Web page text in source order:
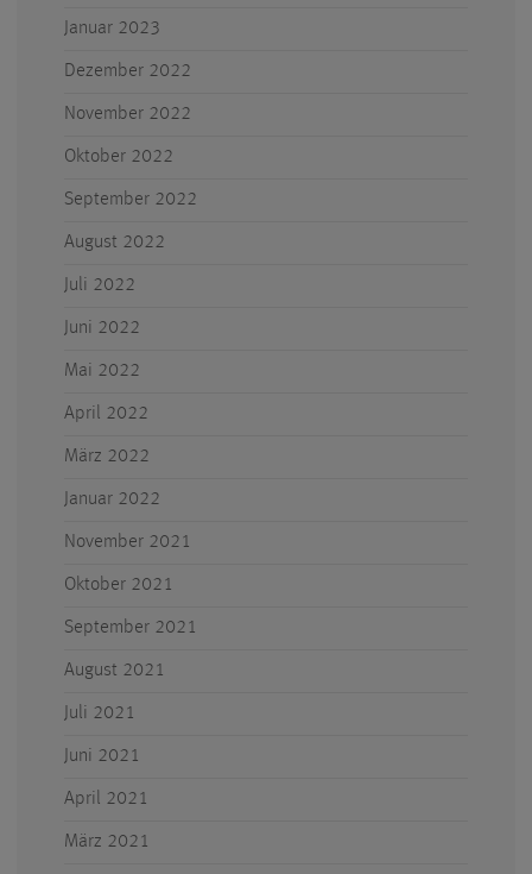
Januar 2023
Dezember 2022
November 2022
Oktober 2022
September 2022
August 2022
Juli 2022
Juni 2022
Mai 2022
April 2022
März 2022
Januar 2022
November 2021
Oktober 2021
September 2021
August 2021
Juli 2021
Juni 2021
April 2021
März 2021